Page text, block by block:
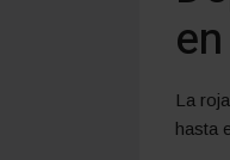
La
hasta